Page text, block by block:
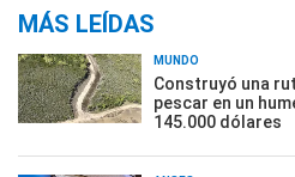
MÁS LEÍDAS
MUNDO
Construyó una
pescar en un
145.000 dólares